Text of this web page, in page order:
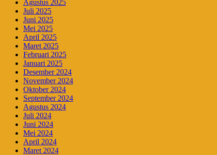
Agustus 2025
Juli 2025
Juni 2025
Mei 2025
April 2025
Maret 2025
Februari 2025
Januari 2025
Desember 2024
November 2024
Oktober 2024
September 2024
Agustus 2024
Juli 2024
Juni 2024
Mei 2024
April 2024
Maret 2024